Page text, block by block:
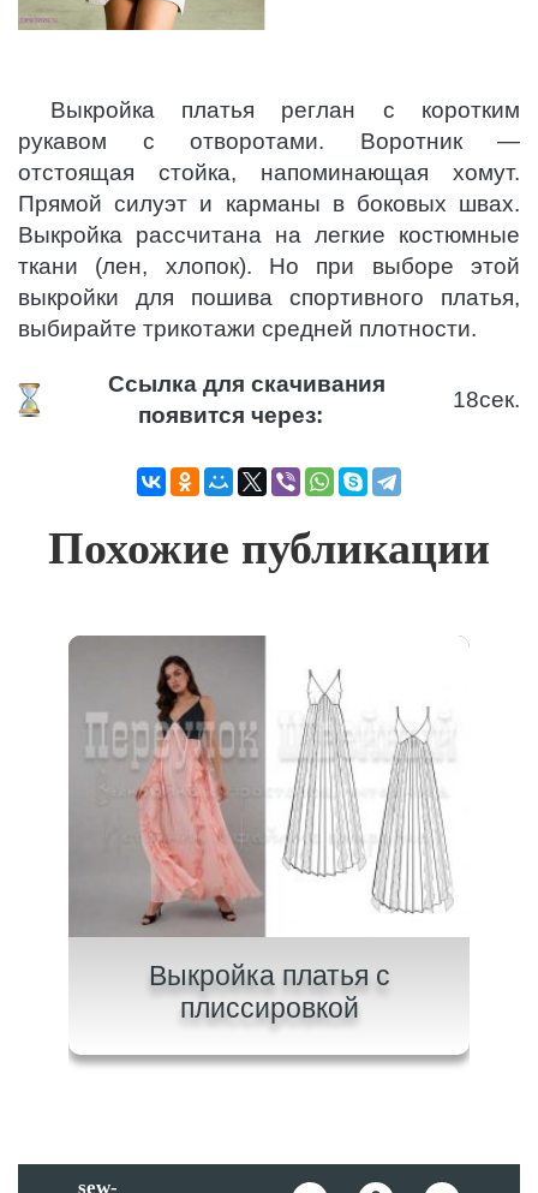
Выкройка платья реглан с коротким
рукавом с отворотами. Воротник —
отстоящая стойка, напоминающая хомут.
Прямой силуэт и карманы в боковых швах.
Выкройка рассчитана на легкие костюмные
ткани (лен, хлопок). Но при выборе этой
выкройки для пошива спортивного платья,
выбирайте трикотажи средней плотности.
Ссылка для скачивания
появится через:
17сек.
Похожие публикации
Выкройка платья с
плиссировкой
sew-